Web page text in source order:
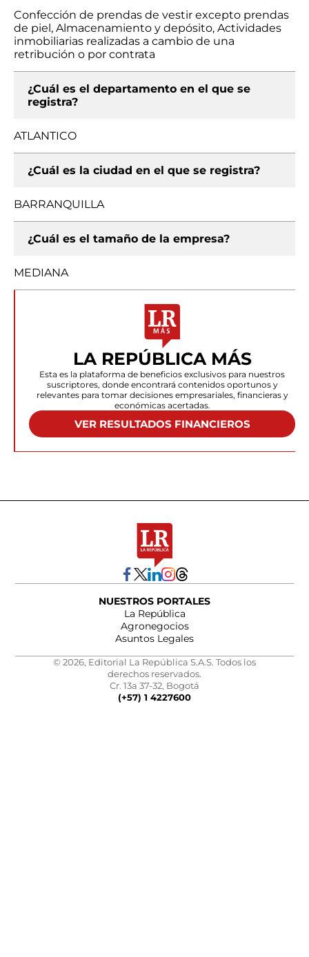
Confección de prendas de vestir excepto prendas
de piel, Almacenamiento y depósito, Actividades
inmobiliarias realizadas a cambio de una
retribución o por contrata
¿Cuál es el departamento en el que se
registra?
ATLANTICO
¿Cuál es la ciudad en el que se registra?
BARRANQUILLA
¿Cuál es el tamaño de la empresa?
MEDIANA
LA REPÚBLICA MÁS
Esta es la plataforma de beneficios exclusivos para nuestros
suscriptores, donde encontrará contenidos oportunos y
relevantes para tomar decisiones empresariales, financieras y
económicas acertadas.
VER RESULTADOS FINANCIEROS
NUESTROS PORTALES
La República
Agronegocios
Asuntos Legales
© 2026, Editorial La República S.A.S. Todos los
derechos reservados.
Cr. 13a 37-32, Bogotá
(+57) 1 4227600